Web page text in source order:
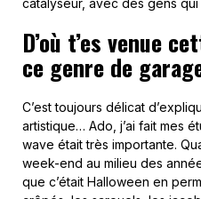
catalyseur, avec des gens
D’où t’es venue
ce genre de
C’est toujours délicat
artistique… Ado, j’ai fait mes
wave était très importante.
week-end au milieu des
que c’était Halloween en